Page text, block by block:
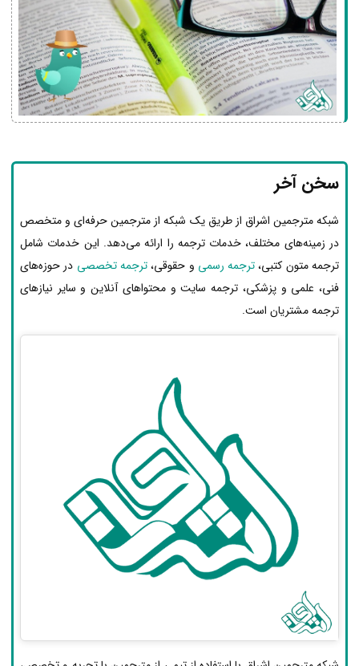
سخن آخر
شبکه مترجمین اشراق از طریق یک شبکه از مترجمین حرفه‌ای و متخصص
در زمینه‌های مختلف، خدمات ترجمه را ارائه می‌دهد. این خدمات شامل
ترجمه متون کتبی،ترجمه رسمی و حقوقی،ترجمه تخصصی در حوزه‌های
فنی، علمی و پزشکی، ترجمه سایت و محتواهای آنلاین و سایر نیازهای
ترجمه مشتریان است.